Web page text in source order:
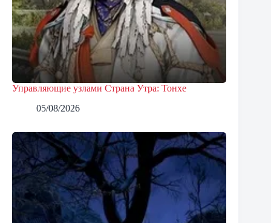
Управляющие узлами Страна Утра: Тонхе
05/08/2026